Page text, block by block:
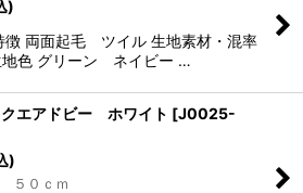
)
徴 両面起毛 ツイル 生地素材・混率
地色 グリーン ネイビー …
エアドビー ホワイト [J0025-
)
５０ｃｍ